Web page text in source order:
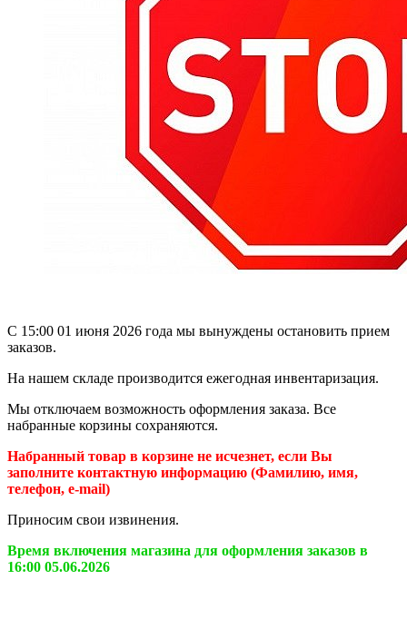
С 15:00 01 июня 2026 года мы вынуждены остановить прием
заказов.
На нашем складе производится ежегодная инвентаризация.
Мы отключаем возможность оформления заказа. Все
набранные корзины сохраняются.
Набранный товар в корзине не исчезнет, если Вы
заполните контактную информацию (Фамилию, имя,
телефон, e-mail)
Приносим свои извинения.
Время включения магазина для оформления заказов в
16:00 05.06.2026